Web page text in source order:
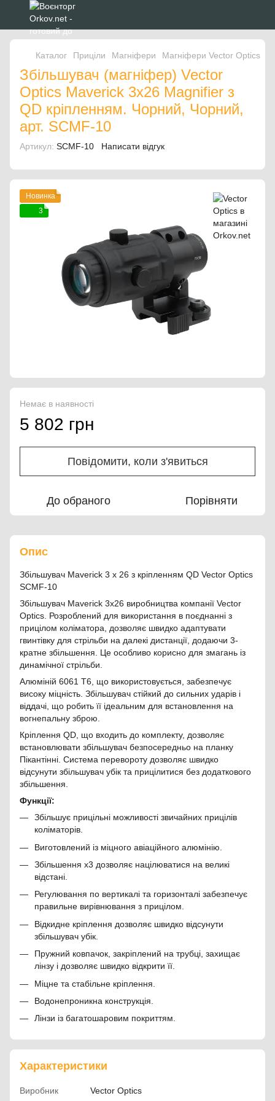
Каталог Приціли Магніфери Магніфери Vector Optics
Збільшувач (магніфер) Vector
Optics Maverick 3x26 Magnifier з
QD кріпленням. Чорний, Чорний,
арт. SCMF-10
Артикул: SCMF-10 Написати відгук
Новинка
3
Немає в наявності
5 802 грн
Повідомити, коли з'явиться
До обраного Порівняти
Опис
Збільшувач Maverick 3 x 26 з кріпленням QD Vector Optics
SCMF-10
Збільшувач Maverick 3x26 виробництва компанії Vector
Optics. Розроблений для використання в поєднанні з
прицілом коліматора, дозволяє швидко адаптувати
гвинтівку для стрільби на далекі дистанції, додаючи 3-
кратне збільшення. Це особливо корисно для змагань із
динамічної стрільби.
Алюміній 6061 T6, що використовується, забезпечує
високу міцність. Збільшувач стійкий до сильних ударів і
віддачі, що робить її ідеальним для встановлення на
вогнепальну зброю.
Кріплення QD, що входить до комплекту, дозволяє
встановлювати збільшувач безпосередньо на планку
Пікантінні. Система перевороту дозволяє швидко
відсунути збільшувач убік та прицілитися без додаткового
збільшення.
Функції:
Збільшує прицільні можливості звичайних прицілів
коліматорів.
Виготовлений із міцного авіаційного алюмінію.
Збільшення х3 дозволяє націлюватися на великі
відстані.
Регулювання по вертикалі та горизонталі забезпечує
правильне вирівнювання з прицілом.
Відкидне кріплення дозволяє швидко відсунути
збільшувач убік.
Пружний ковпачок, закріплений на трубці, захищає
лінзу і дозволяє швидко відкрити її.
Міцне та стабільне кріплення.
Водонепроникна конструкція.
Лінзи із багатошаровим покриттям.
Характеристики
Виробник Vector Optics